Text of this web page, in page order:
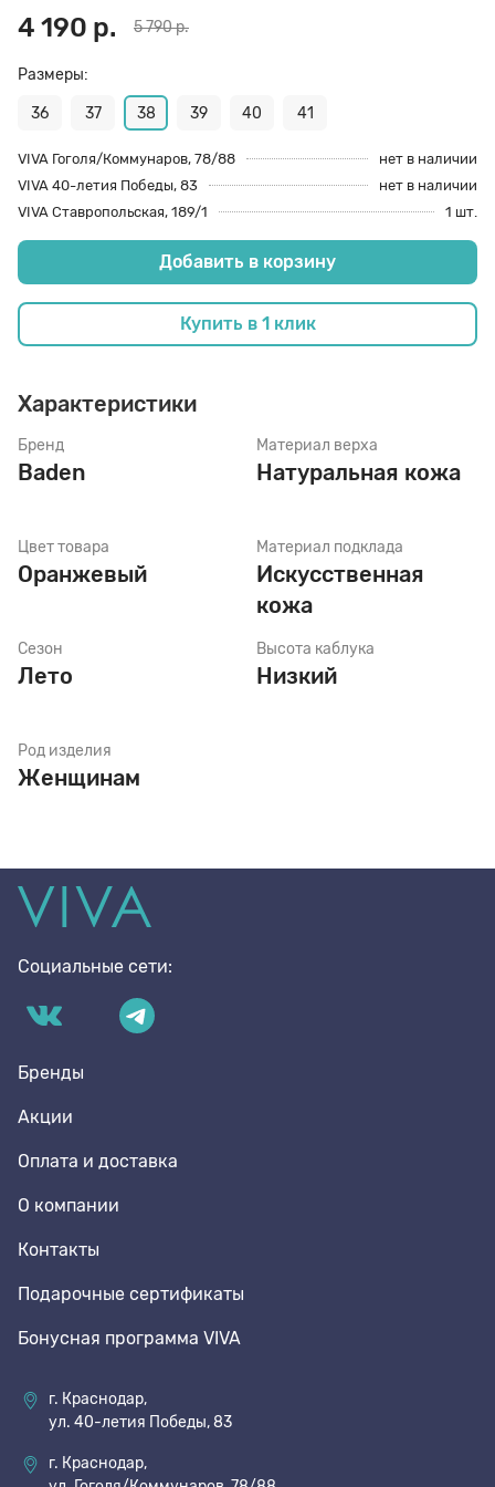
4 190 р. 5 790 р.
Размеры:
36 37 38 39 40 41
VIVA Гоголя/Коммунаров, 78/88
нет в наличии
VIVA 40-летия Победы, 83
нет в наличии
VIVA Ставропольская, 189/1
1 шт.
Добавить в корзину
Купить в 1 клик
Характеристики
Бренд
Baden
Цвет товара
Оранжевый
Сезон
Лето
Род изделия
Женщинам
Материал верха
Натуральная кожа
Материал подклада
Искусственная
кожа
Высота каблука
Низкий
Социальные сети:
Бренды
Акции
Оплата и доставка
О компании
Контакты
Подарочные сертификаты
Бонусная программа VIVA
г. Краснодар,
ул. 40-летия Победы, 83
г. Краснодар,
70 den
8 den
Подпяточники
Полустельки
Пропитка
Пяткоудерживатели
Растяжитель и Очиститель
Рожки
Стельки
Шнурки